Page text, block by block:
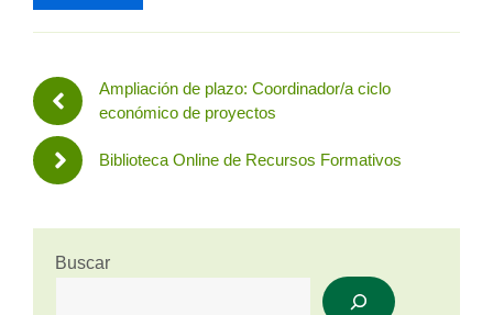
Ampliación de plazo: Coordinador/a ciclo
económico de proyectos
Biblioteca Online de Recursos Formativos
Buscar